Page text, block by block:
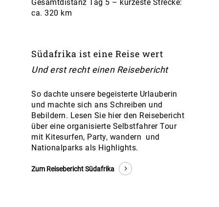
Gesamtdistanz Tag 5 – kürzeste Strecke:
ca. 320 km
Südafrika ist eine Reise wert
Und erst recht einen Reisebericht
So dachte unsere begeisterte Urlauberin
und machte sich ans Schreiben und
Bebildern. Lesen Sie hier den Reisebericht
über eine organisierte Selbstfahrer Tour
mit Kitesurfen, Party, wandern und
Nationalparks als Highlights.
Zum Reisebericht Südafrika